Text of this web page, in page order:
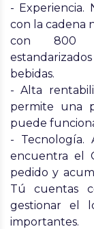
- Experiencia.
con la cadena
con 800
bebidas.
- Alta
permite una
puede
-
encuentra el
pedido y
Tú cuentas
gestionar el
importantes.